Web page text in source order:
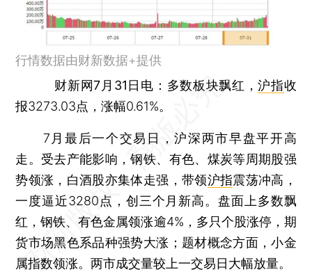
行情数据由财新数据+提供
财新网7月31日电 ：多数板块飘红，沪指收
报3273.03点，涨幅0.61%。
7月最后一个交易日，沪深两市早盘平开高
走。受去产能影响，钢铁、有色、煤炭等周期股强
势领涨，白酒股亦集体走强，带领沪指震荡冲高，
一度逼近3280点，创三个月新高。盘面上多数飘
红，钢铁、有色金属领涨逾4%，多只个股涨停，期
货市场黑色系品种强势大涨；题材概念方面，小金
属指数领涨。两市成交量较上一交易日大幅放量。